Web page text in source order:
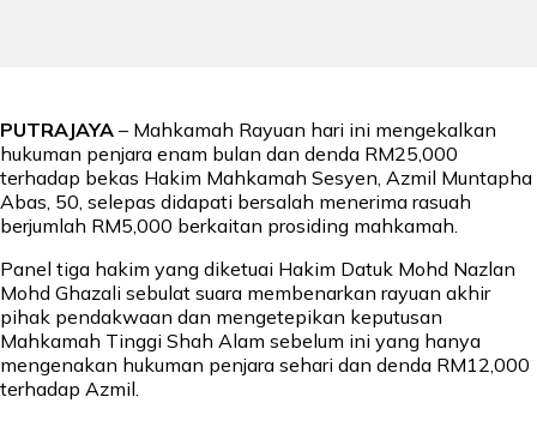
PUTRAJAYA – Mahkamah Rayuan hari ini mengekalkan
hukuman penjara enam bulan dan denda RM25,000
terhadap bekas Hakim Mahkamah Sesyen, Azmil Muntapha
Abas, 50, selepas didapati bersalah menerima rasuah
berjumlah RM5,000 berkaitan prosiding mahkamah.
Panel tiga hakim yang diketuai Hakim Datuk Mohd Nazlan
Mohd Ghazali sebulat suara membenarkan rayuan akhir
pihak pendakwaan dan mengetepikan keputusan
Mahkamah Tinggi Shah Alam sebelum ini yang hanya
mengenakan hukuman penjara sehari dan denda RM12,000
terhadap Azmil.